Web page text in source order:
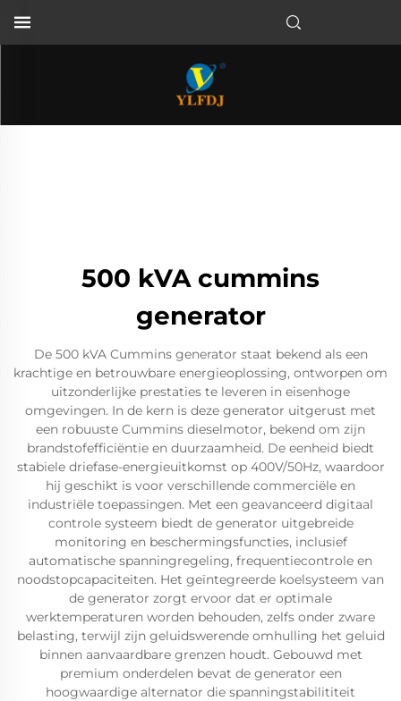
500 kVA cummins
generator
De 500 kVA Cummins generator staat bekend als een
krachtige en betrouwbare energieoplossing, ontworpen om
uitzonderlijke prestaties te leveren in eisenhoge
omgevingen. In de kern is deze generator uitgerust met
een robuuste Cummins dieselmotor, bekend om zijn
brandstofefficiëntie en duurzaamheid. De eenheid biedt
stabiele driefase-energieuitkomst op 400V/50Hz, waardoor
hij geschikt is voor verschillende commerciële en
industriële toepassingen. Met een geavanceerd digitaal
controle systeem biedt de generator uitgebreide
monitoring en beschermingsfuncties, inclusief
automatische spanningregeling, frequentiecontrole en
noodstopcapaciteiten. Het geïntegreerde koelsysteem van
de generator zorgt ervoor dat er optimale
werktemperaturen worden behouden, zelfs onder zware
belasting, terwijl zijn geluidswerende omhulling het geluid
binnen aanvaardbare grenzen houdt. Gebouwd met
premium onderdelen bevat de generator een
hoogwaardige alternator die spanningstabilititeit